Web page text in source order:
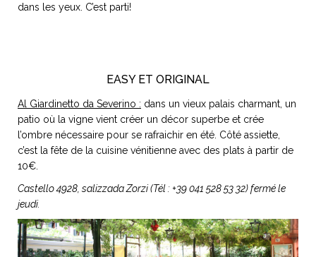
dans les yeux. C’est parti!
EASY ET ORIGINAL
Al Giardinetto da Severino : dans un vieux palais charmant, un
patio où la vigne vient créer un décor superbe et crée
l’ombre nécessaire pour se rafraichir en été. Côté assiette,
c’est la fête de la cuisine vénitienne avec des plats à partir de
10€.
Castello 4928, salizzada Zorzi (Tél : +39 041 528 53 32) fermé le
jeudi.